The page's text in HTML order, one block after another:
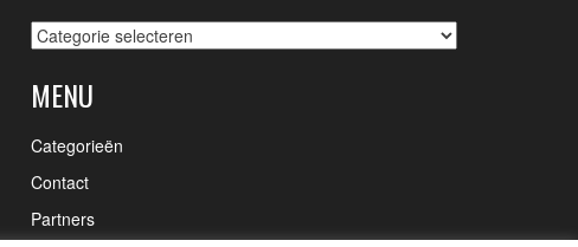
Onderwerpen:
MENU
Categorieën
Contact
Partners